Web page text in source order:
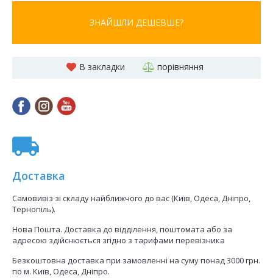
ЗНАЙШЛИ ДЕШЕВШЕ?
В закладки порівняння
Доставка
Самовивіз зі складу найближчого до вас (Київ, Одеса, Дніпро,
Тернопіль).
Нова Пошта. Доставка до відділення, поштомата або за
адресою здійснюється згідно з тарифами перевізника
Безкоштовна доставка при замовленні на суму понад 3000 грн.
по м. Київ, Одеса, Дніпро.